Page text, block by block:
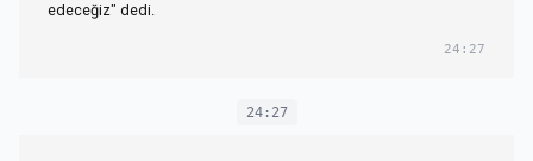
edeceğiz" dedi.
24:27
24:27